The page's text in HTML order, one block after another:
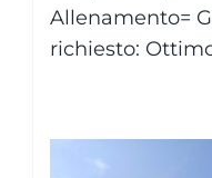
Allenamento=
richiesto: